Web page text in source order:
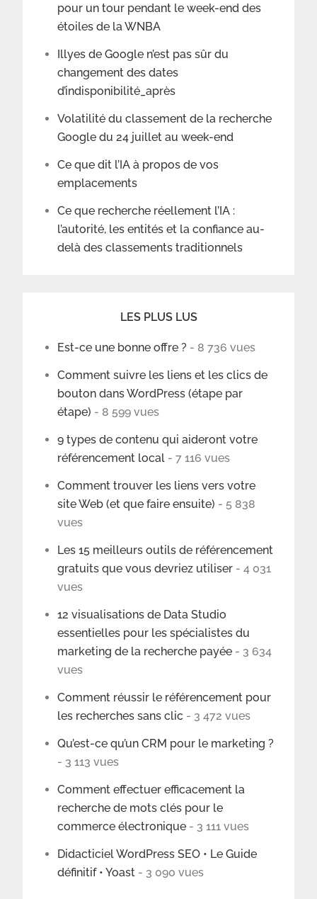
pour un tour pendant le week-end des
étoiles de la WNBA
Illyes de Google n’est pas sûr du
changement des dates
d’indisponibilité_après
Volatilité du classement de la recherche
Google du 24 juillet au week-end
Ce que dit l’IA à propos de vos
emplacements
Ce que recherche réellement l’IA :
l’autorité, les entités et la confiance au-
delà des classements traditionnels
LES PLUS LUS
Est-ce une bonne offre ? - 8 736 vues
Comment suivre les liens et les clics de
bouton dans WordPress (étape par
étape) - 8 599 vues
9 types de contenu qui aideront votre
référencement local - 7 116 vues
Comment trouver les liens vers votre
site Web (et que faire ensuite) - 5 838
vues
Les 15 meilleurs outils de référencement
gratuits que vous devriez utiliser - 4 031
vues
12 visualisations de Data Studio
essentielles pour les spécialistes du
marketing de la recherche payée - 3 634
vues
Comment réussir le référencement pour
les recherches sans clic - 3 472 vues
Qu’est-ce qu’un CRM pour le marketing ?
- 3 113 vues
Comment effectuer efficacement la
recherche de mots clés pour le
commerce électronique - 3 111 vues
Didacticiel WordPress SEO • Le Guide
définitif • Yoast - 3 090 vues